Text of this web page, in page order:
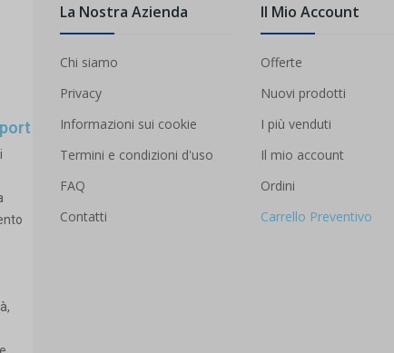
La Nostra Azienda
Chi siamo
Privacy
Informazioni sui cookie
Termini e condizioni d'uso
FAQ
Contatti
Il Mio Account
Offerte
Nuovi prodotti
I più venduti
Il mio account
Ordini
Carrello Preventivo